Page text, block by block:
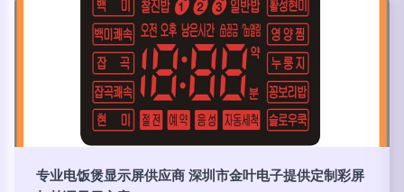
专业电饭煲显示屏供应商 深圳市金叶电子提供定制彩屏